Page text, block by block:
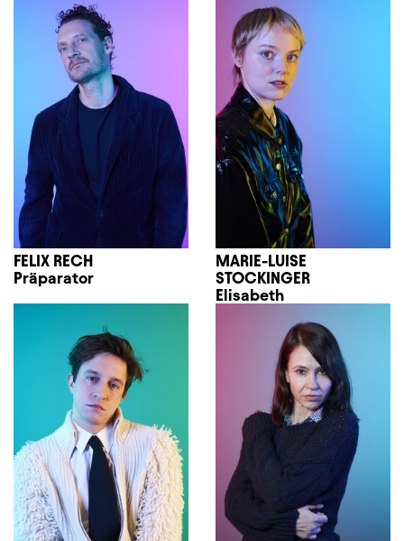
FELIX RECH
Präparator
MARIE-LUISE
STOCKINGER
Elisabeth